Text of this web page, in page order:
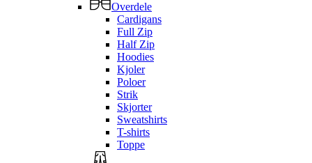
Overdele
Cardigans
Full Zip
Half Zip
Hoodies
Kjoler
Poloer
Strik
Skjorter
Sweatshirts
T-shirts
Toppe